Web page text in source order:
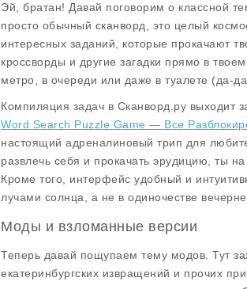
Эй, братан! Давай поговорим о классной
просто обычный сканворд, это целый
интересных заданий, которые прокачают
кроссворды и другие загадки прямо в
метро, в очереди или даже в туалете (да-
Компиляция задач в Сканворд.ру выходит
Word Search Puzzle Game — Все
настоящий адреналиновый трип для
развлечь себя и прокачать эрудицию, ты
Кроме того, интерфейс удобный и
лучами солнца, а не в одиночестве
Моды и взломанные версии
Теперь давай пощупаем тему модов. Тут
екатеринбургских извращений и прочих